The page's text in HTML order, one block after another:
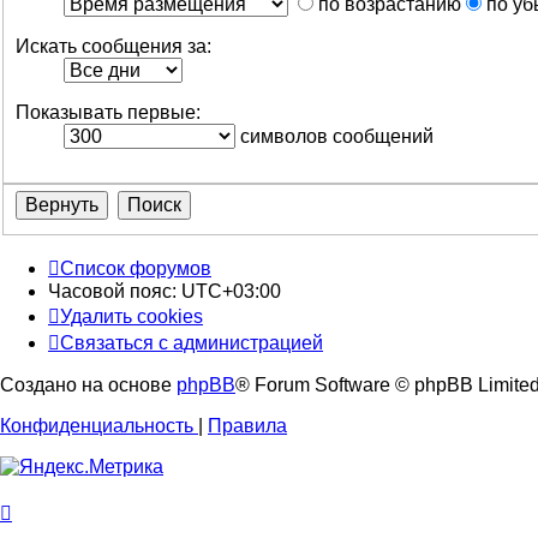
Искать сообщения за:
Показывать первые:
символов сообщений
Список форумов
Часовой пояс: UTC+03:00
Удалить cookies
Связаться с администрацией
Создано на основе phpBB® Forum Software © phpBB Limited
Конфиденциальность
Правила